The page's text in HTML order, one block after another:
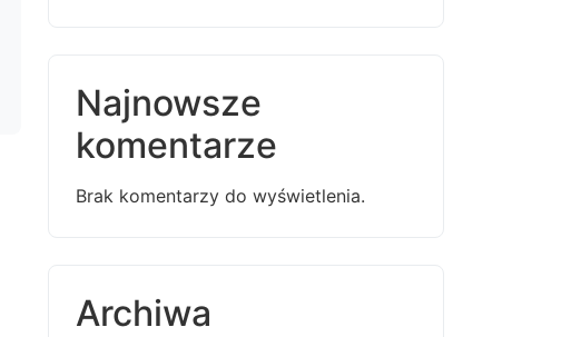
Najnowsze
komentarze
Brak komentarzy do wyświetlenia.
Archiwa